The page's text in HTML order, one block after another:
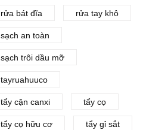
rửa bát đĩa rửa tay khô
sạch an toàn
sạch trôi dầu mỡ
tayruahuuco
tẩy cặn canxi tẩy cọ
tẩy cọ hữu cơ tẩy gỉ sắt